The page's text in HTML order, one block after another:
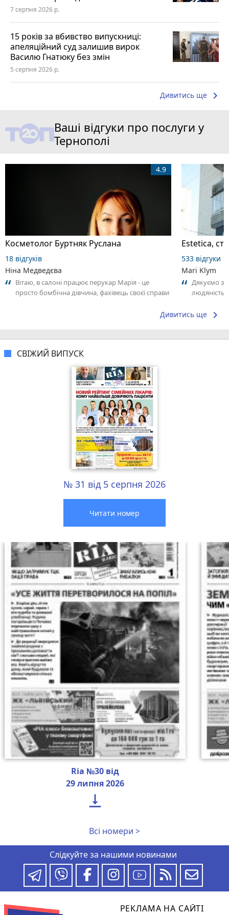
7 серпня 2026 р.
15 років за вбивство випускниці:
апеляційний суд залишив вирок
Василю Гнатюку без змін
5 серпня 2026 р.
Дивитись ще keyboard_arrow_right
Ваші відгуки про послуги у
Тернополі
Косметолог Буртняк Руслана
4.9
18 відгуків
Ніна Медведєва
Вітаю, в салоні працює перукар Марія - це
просто бомбічна дівчина, фахівець своєї справи
Estetica,
533 відгуки
Mari Klym
Дякуємо за
і...
Дивитись ще keyboard_arrow_right
СВІЖИЙ ВИПУСК
№ 31 від 5 серпня 2026
Читати номер
Ria №30 від
29 липня 2026

Всі номери >
Слідкуйте за нашими новинами
РЕКЛАМА НА САЙТІ